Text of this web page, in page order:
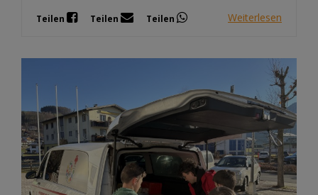
Teilen Teilen Teilen Weiterlesen